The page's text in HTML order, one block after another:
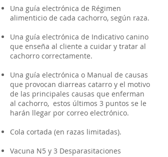
Una guía electrónica de Régimen
alimenticio de cada cachorro, según raza.
Una guía electrónica de Indicativo canino
que enseña al cliente a cuidar y tratar al
cachorro correctamente.
Una guía electrónica o Manual de causas
que provocan diarreas catarro y el motivo
de las principales causas que enferman
al cachorro, estos últimos 3 puntos se le
harán llegar por correo electrónico.
Cola cortada (en razas limitadas).
Vacuna N5 y 3 Desparasitaciones